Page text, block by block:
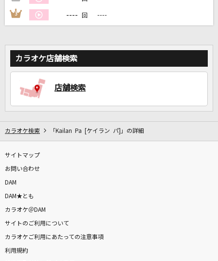
カラオケをもっと楽しもう！
3 ---- 回 ----
カラオケ店舗検索
店舗検索
カラオケ検索 「Kailan Pa [ケイラン パ]」の詳細
サイトマップ
お問い合わせ
DAM
DAM★とも
カラオケ＠DAM
サイトのご利用について
カラオケご利用にあたっての注意事項
利用規約